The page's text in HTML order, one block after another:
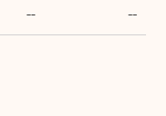
--
--